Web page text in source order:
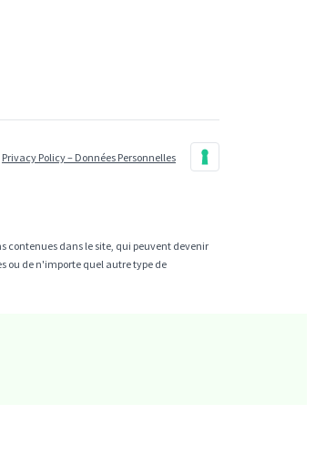
Privacy Policy – Données Personnelles
contenues dans le site, qui peuvent devenir
ou de n'importe quel autre type de